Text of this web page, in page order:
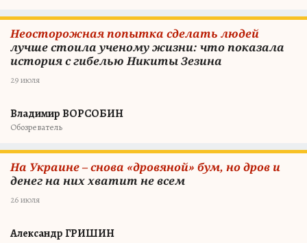
Неосторожная попытка сделать людей
лучше стоила ученому жизни: что показала
история с гибелью Никиты Зезина
29 июля
Владимир ВОРСОБИН
Обозреватель
На Украине – снова «дровяной» бум, но дров и
денег на них хватит не всем
26 июля
Александр ГРИШИН